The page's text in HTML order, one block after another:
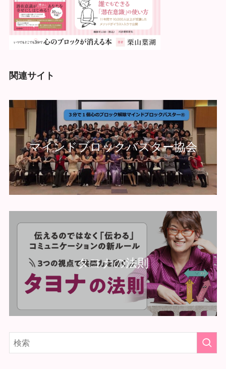
関連サイト
マインドブロックバスター協会
タヨナの法則